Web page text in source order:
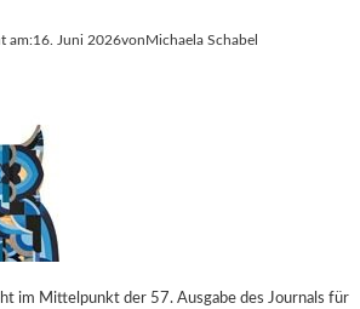
am:16. Juni 2026vonMichaela Schabel
im Mittelpunkt der 57. Ausgabe des Journals für